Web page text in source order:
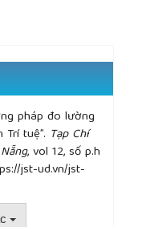
pháp đo lường
tuệ”. Tạp Chí
, vol 12, số p.h
jst-ud.vn/jst-